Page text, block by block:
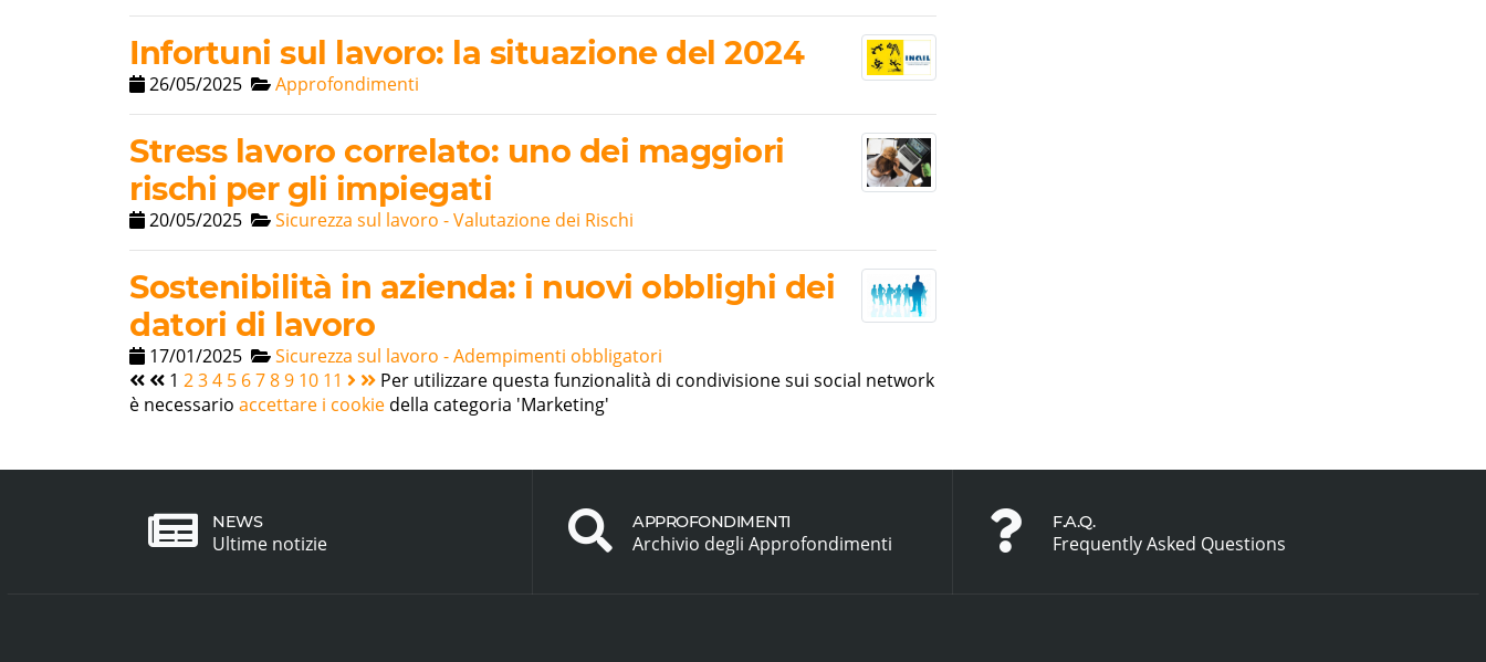
Infortuni sul lavoro: la situazione del 2024
26/05/2025 Approfondimenti
Stress lavoro correlato: uno dei maggiori
rischi per gli impiegati
20/05/2025 Sicurezza sul lavoro - Valutazione dei Rischi
Sostenibilità in azienda: i nuovi obblighi dei
datori di lavoro
17/01/2025
Sicurezza sul lavoro - Adempimenti obbligatori
1 234 5 6789 10 11
Per utilizzare questa funzionalità di condivisione sui social network
è necessario accettare i cookie della categoria 'Marketing'
NEWS
Ultime notizie
APPROFONDIMENTI
Archivio degli Approfondimenti
F.A.Q.
Frequently Asked Questions